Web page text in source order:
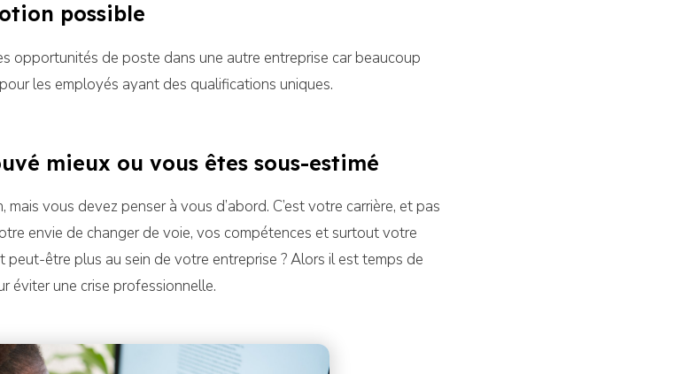
possible
opportunités de poste dans une autre entreprise car beaucoup
les employés ayant des qualifications uniques.
mieux ou vous êtes sous-estimé
vous devez penser à vous d’abord. C’est votre carrière, et pas
envie de changer de voie, vos compétences et surtout votre
peut-être plus au sein de votre entreprise ? Alors il est temps de
éviter une crise professionnelle.